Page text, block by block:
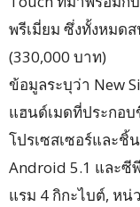
พรีเมี่ยม ซึ่งทั้งหมด
(330,000 บาท)
ข้อมูลระบุว่า New
แฮนด์เมดที่ประกอ
โปรเซสเซอร์และชิ้
Android 5.1 และซี
แรม 4 กิกะไบต์, ห